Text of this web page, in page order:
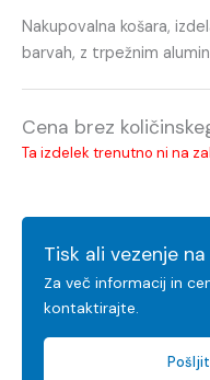
Nakupovalna košara,
barvah, z trpežnim
Cena brez
Ta izdelek trenutno ni na
Tisk ali vezenje
Za več informacij in
kontaktirajte.